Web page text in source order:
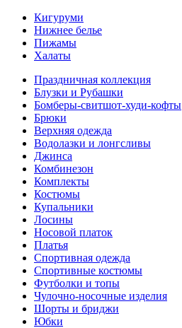
Кигуруми
Нижнее белье
Пижамы
Халаты
Праздничная коллекция
Блузки и Рубашки
Бомберы-свитшот-худи-кофты
Брюки
Верхняя одежда
Водолазки и лонгсливы
Джинса
Комбинезон
Комплекты
Костюмы
Купальники
Лосины
Носовой платок
Платья
Спортивная одежда
Спортивные костюмы
Футболки и топы
Чулочно-носочные изделия
Шорты и бриджи
Юбки